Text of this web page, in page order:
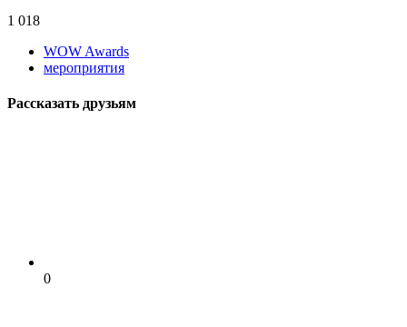
1 018
WOW Awards
мероприятия
Рассказать друзьям
0